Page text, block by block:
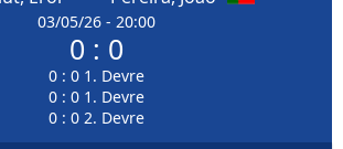
03/05/26 - 20:00
0 : 0
0 : 0 1. Devre
0 : 0 1. Devre
0 : 0 2. Devre